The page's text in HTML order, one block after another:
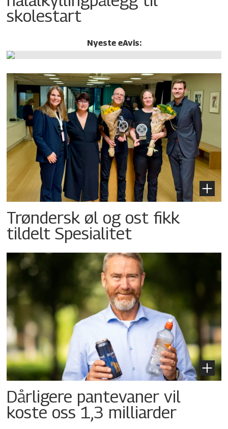
skolestart
Nyeste eAvis:
Trøndersk øl og ost fikk
tildelt Spesialitet
Dårligere pantevaner vil
koste oss 1,3 milliarder